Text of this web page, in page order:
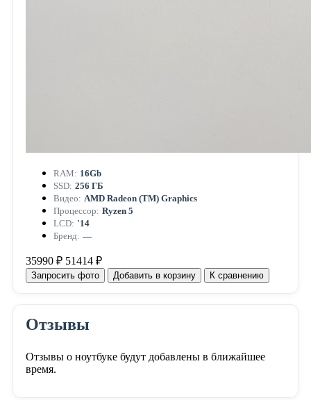
RAM: 16Gb
SSD: 256 ГБ
Видео: AMD Radeon (TM) Graphics
Процессор: Ryzen 5
LCD: '14
Бренд: —
35990 ₽ 51414 ₽
Запросить фото Добавить в корзину К сравнению
Отзывы
Отзывы о ноутбуке будут добавлены в ближайшее
время.